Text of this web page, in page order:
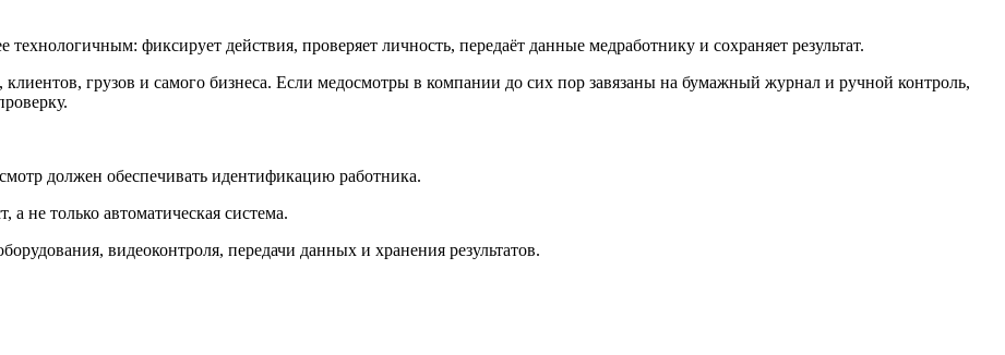
фиксирует действия, проверяет личность, передаёт данные медработнику и сохраняет результат.
клиентов, грузов и самого бизнеса. Если медосмотры в компании до сих пор завязаны на бумажный журнал и ручной контроль,
должен обеспечивать идентификацию работника.
не только автоматическая система.
видеоконтроля, передачи данных и хранения результатов.